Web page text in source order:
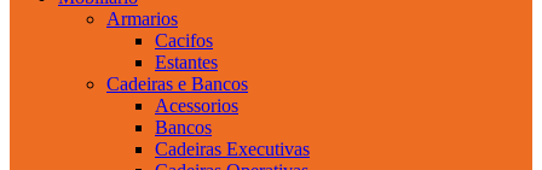
Armarios
Cacifos
Estantes
Cadeiras e Bancos
Acessorios
Bancos
Cadeiras Executivas